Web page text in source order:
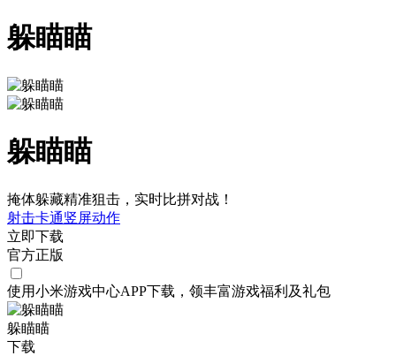
躲瞄瞄
躲瞄瞄
掩体躲藏精准狙击，实时比拼对战！
射击卡通竖屏动作
立即下载
官方正版
使用小米游戏中心APP下载 ，领丰富游戏福利 及礼包
躲瞄瞄
下载